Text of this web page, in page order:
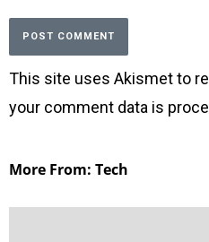
This site uses Akismet to
your comment data is
More From: Tech